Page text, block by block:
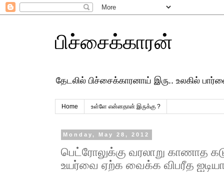
பிச்சைக்காரன்
தேடலில் பிச்சைக்காரனாய் இரு.. உலகில்
Home உள்ளே என்னதான் இருக்கு ?
Monday, May 28, 2012
பெட்ரோலுக்கு வரலாறு காணாத
உயர்வை ஏற்க வைக்க விபரீத